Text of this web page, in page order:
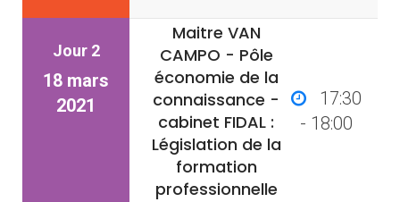
Jour 2
18 mars
2021
Maitre VAN
CAMPO - Pôle
économie de la
connaissance -
cabinet FIDAL :
Législation de la
formation
professionnelle
17:30
- 18:00